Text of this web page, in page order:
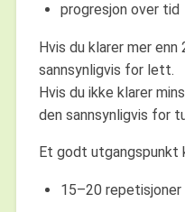
progresjon over tid
Hvis du klarer mer
sannsynligvis for lett.
Hvis du ikke klarer
den sannsynligvis for
Et godt utgangspunkt
15–20 repetisjoner